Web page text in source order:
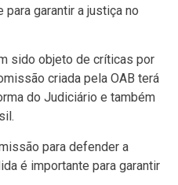
garantir a justiça no
sido objeto de críticas por
criada pela OAB terá
do Judiciário e também
para defender a
é importante para garantir